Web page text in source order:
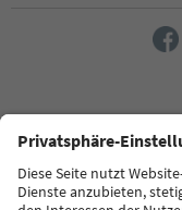
FAQ Contatti
Termini e